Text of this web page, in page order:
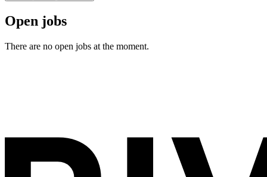
Open jobs
There are no open jobs at the moment.